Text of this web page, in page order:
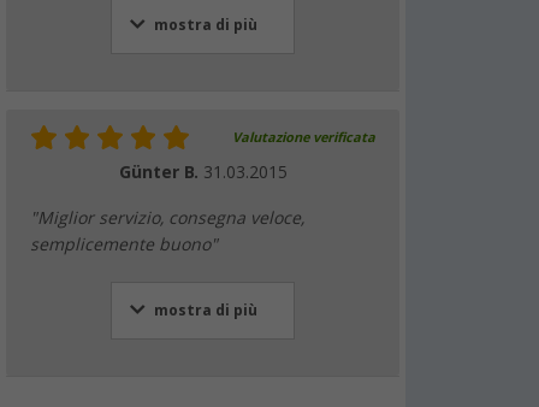
mostra di più
Valutazione verificata
Günter B. 31.03.2015
"Miglior servizio, consegna veloce,
semplicemente buono"
mostra di più